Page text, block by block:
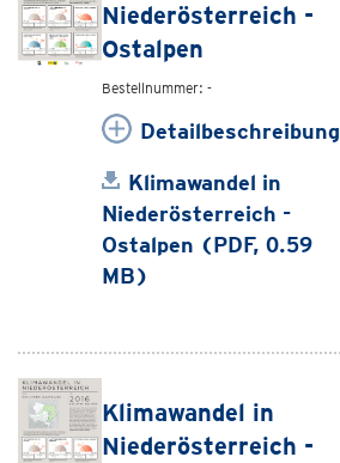
Niederösterreich -
Ostalpen
Bestellnummer: -
Detailbeschreibung
Klimawandel in
Niederösterreich -
Ostalpen (PDF, 0.59
MB)
Klimawandel in
Niederösterreich -